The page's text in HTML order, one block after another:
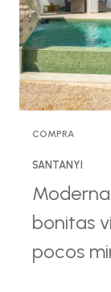
COMPRA
SANTANYI
bonitas
pocos